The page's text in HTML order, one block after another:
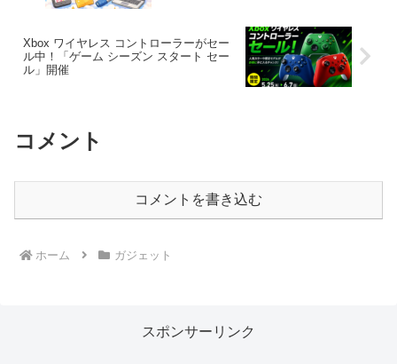
Xbox ワイヤレス コントローラーがセー
ル中！「ゲーム シーズン スタート セー
ル」開催
コメント
コメントを書き込む
ホーム ガジェット
スポンサーリンク